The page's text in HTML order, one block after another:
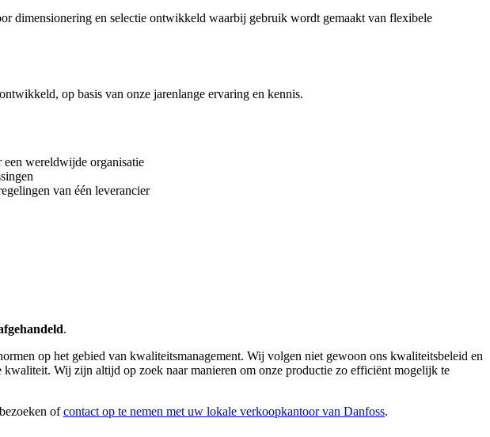
dimensionering en selectie ontwikkeld waarbij gebruik wordt gemaakt van flexibele
op basis van onze jarenlange ervaring en kennis.
een wereldwijde organisatie
van één leverancier
.
op het gebied van kwaliteitsmanagement. Wij volgen niet gewoon ons kwaliteitsbeleid en
Wij zijn altijd op zoek naar manieren om onze productie zo efficiënt mogelijk te
ofcontact op te nemen met uw lokale verkoopkantoor van Danfoss.